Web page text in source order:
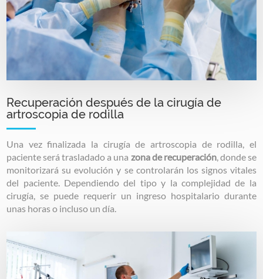
Recuperación después de la cirugía de
artroscopia de rodilla
Una vez finalizada la cirugía de artroscopia de rodilla, el
paciente será trasladado a una zona de recuperación, donde se
monitorizará su evolución y se controlarán los signos vitales
del paciente. Dependiendo del tipo y la complejidad de la
cirugía, se puede requerir un ingreso hospitalario durante
unas horas o incluso un día.